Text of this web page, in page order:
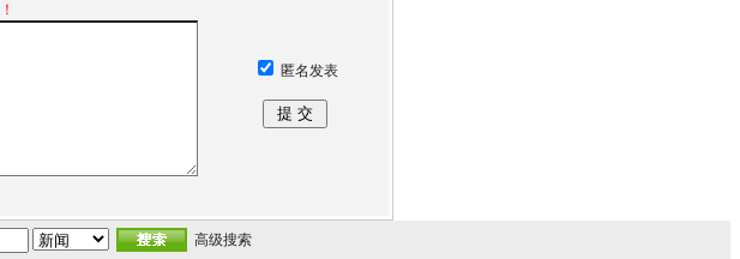
匿名发表
高级搜索